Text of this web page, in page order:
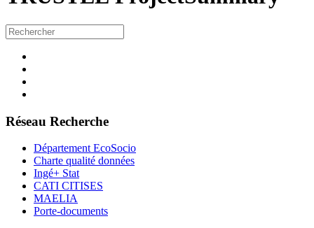
Réseau Recherche
Département EcoSocio
Charte qualité données
Ingé+ Stat
CATI CITISES
MAELIA
Porte-documents